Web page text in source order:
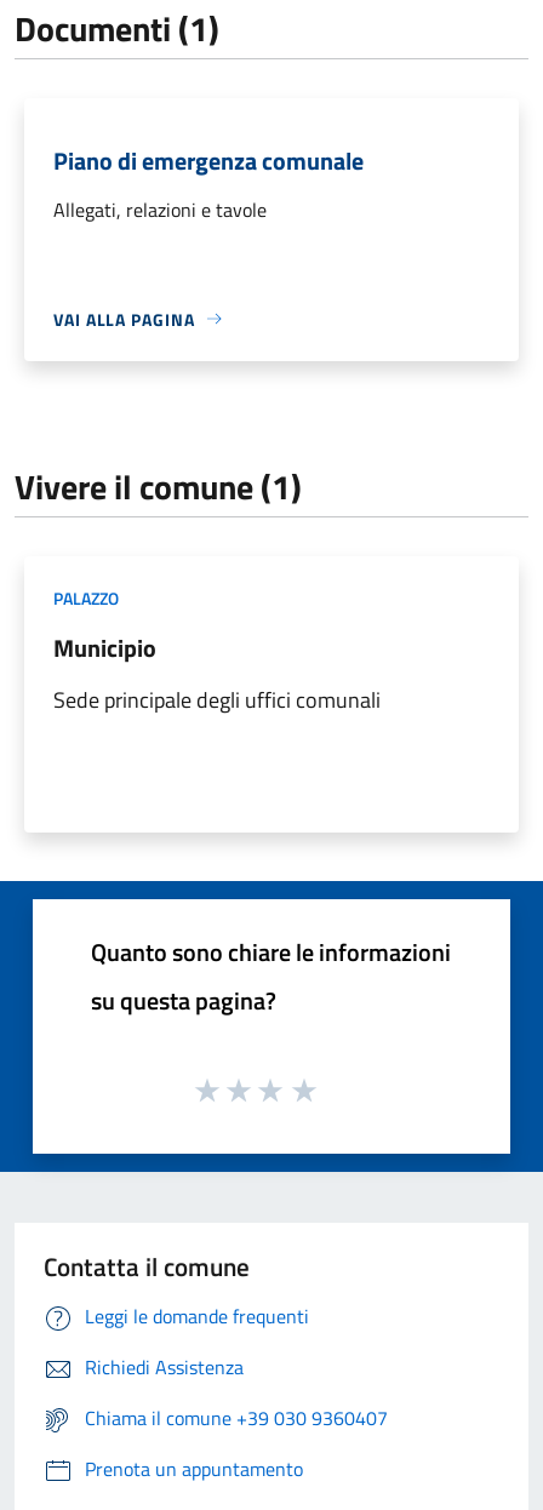
Documenti (1)
Piano di emergenza comunale
Allegati, relazioni e tavole
VAI ALLA PAGINA
Vivere il comune (1)
PALAZZO
Municipio
Sede principale degli uffici comunali
Quanto sono chiare le informazioni
su questa pagina?
Contatta il comune
Leggi le domande frequenti
Richiedi Assistenza
Chiama il comune +39 030 9360407
Prenota un appuntamento